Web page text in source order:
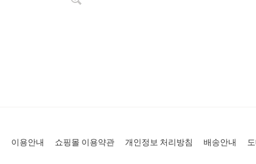
이용안내 쇼핑몰 이용약관 개인정보 처리방침 배송안내